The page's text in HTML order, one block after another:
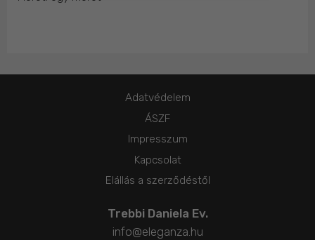
Adatvédelem
ÁSZF
Impresszum
Kapcsolat
Elállás a szerződéstől
Trebbi Daniela Ev.
info@eleganza.hu